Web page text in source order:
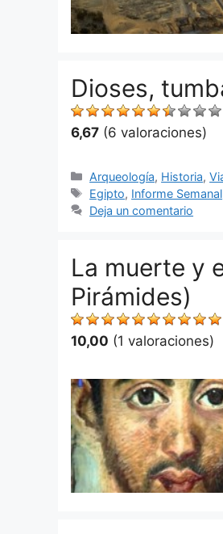
Dioses,
6,67 (6 valoraciones)
Categorías
Arqueología, Historia,
Etiquetas
Egipto, Informe Semanal
Deja un comentario
La muerte y
Pirámides)
10,00 (1 valoraciones)